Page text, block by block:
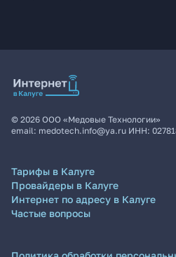
© 2026 ООО «Медовые Технологии»
email: medotech.info@ya.ru ИНН:
Тарифы в Калуге
Провайдеры в Калуге
Интернет по адресу в Калуге
Частые вопросы